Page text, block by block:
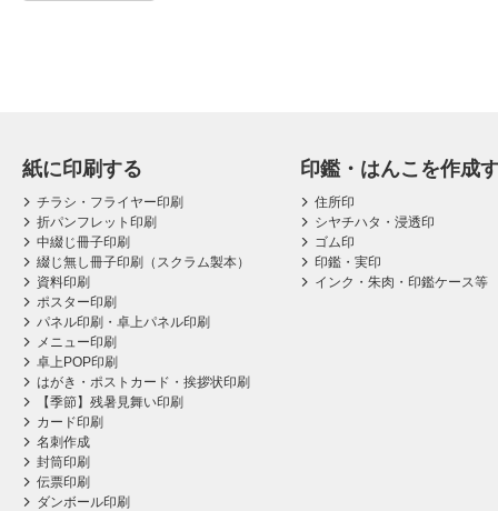
紙に印刷する
チラシ・フライヤー印刷
折パンフレット印刷
中綴じ冊子印刷
綴じ無し冊子印刷（スクラム製本）
資料印刷
ポスター印刷
パネル印刷・卓上パネル印刷
メニュー印刷
卓上POP印刷
はがき・ポストカード・挨拶状印刷
【季節】残暑見舞い印刷
カード印刷
名刺作成
封筒印刷
伝票印刷
ダンボール印刷
印鑑・はんこを作成
住所印
シヤチハタ・浸透印
ゴム印
印鑑・実印
インク・朱肉・印鑑ケース等